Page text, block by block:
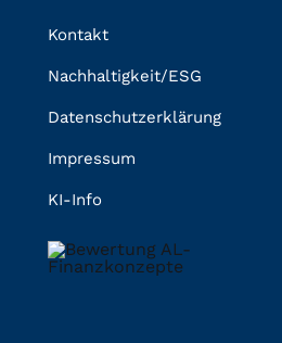
Kontakt
Nachhaltigkeit/ESG
Datenschutzerklärung
Impressum
KI-Info